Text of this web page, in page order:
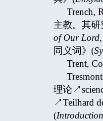
Trench,
主教。其
of Our Lord
同义词》(
Trent,
理论
↗Teilhard
(